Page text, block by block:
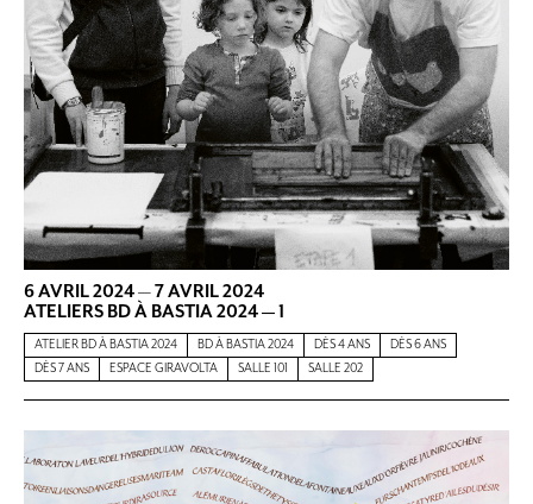
6 AVRIL 2024—7 AVRIL 2024
ATELIERS BD À BASTIA 2024 — 1
ATELIER BD À BASTIA 2024 BD À BASTIA 2024 DÈS 4 ANS
DÈS 6 ANS
DÈS 7 ANS
ESPACE GIRAVOLTA SALLE 101 SALLE 202